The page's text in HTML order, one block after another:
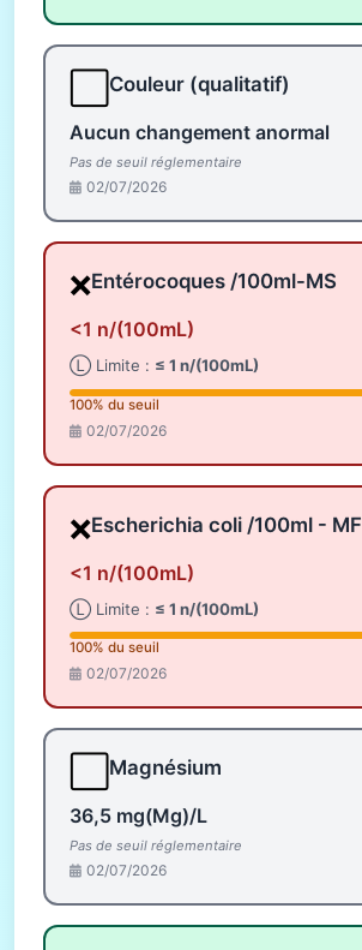
Couleur (qualitatif)
Aucun changement anormal
Pas de seuil réglementaire
02/07/2026
❌Entérocoques /100ml-MS
<1 n/(100mL)
Ⓛ Limite : ≤ 1 n/(100mL)
100% du seuil
02/07/2026
❌Escherichia coli /100ml - MF
<1 n/(100mL)
Ⓛ Limite : ≤ 1 n/(100mL)
100% du seuil
02/07/2026
Magnésium
36,5 mg(Mg)/L
Pas de seuil réglementaire
02/07/2026